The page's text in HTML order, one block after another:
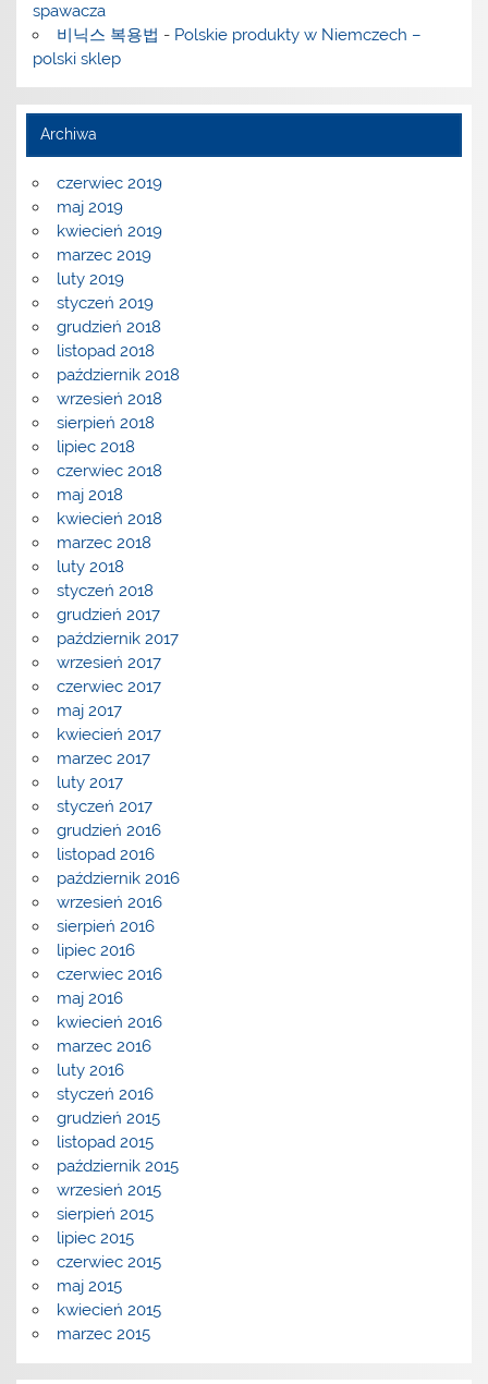
spawacza
비닉스 복용법 - Polskie produkty w Niemczech –
polski sklep
Archiwa
czerwiec 2019
maj 2019
kwiecień 2019
marzec 2019
luty 2019
styczeń 2019
grudzień 2018
listopad 2018
październik 2018
wrzesień 2018
sierpień 2018
lipiec 2018
czerwiec 2018
maj 2018
kwiecień 2018
marzec 2018
luty 2018
styczeń 2018
grudzień 2017
październik 2017
wrzesień 2017
czerwiec 2017
maj 2017
kwiecień 2017
marzec 2017
luty 2017
styczeń 2017
grudzień 2016
listopad 2016
październik 2016
wrzesień 2016
sierpień 2016
lipiec 2016
czerwiec 2016
maj 2016
kwiecień 2016
marzec 2016
luty 2016
styczeń 2016
grudzień 2015
listopad 2015
październik 2015
wrzesień 2015
sierpień 2015
lipiec 2015
czerwiec 2015
maj 2015
kwiecień 2015
marzec 2015